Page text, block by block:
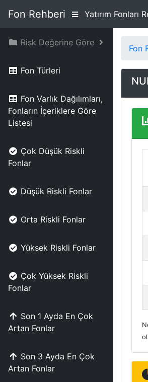
Fon Rehberi Yatırım Fonları
Risk Değerine Göre
Fon Türleri
Fon Varlık Dağılımları,
Fonların İçeriklere Göre
Listesi
Çok Düşük Riskli
Fonlar
Düşük Riskli Fonlar
Orta Riskli Fonlar
Yüksek Riskli Fonlar
Çok Yüksek Riskli
Fonlar
Son 1 Ayda En Çok
Artan Fonlar
Son 3 Ayda En Çok
Artan Fonlar
Fon